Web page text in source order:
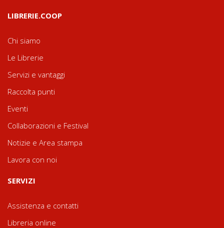
LIBRERIE.COOP
Chi siamo
Le Librerie
Servizi e vantaggi
Raccolta punti
Eventi
Collaborazioni e Festival
Notizie e Area stampa
Lavora con noi
SERVIZI
Assistenza e contatti
Libreria online